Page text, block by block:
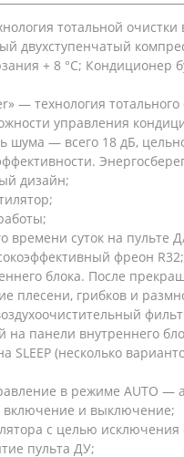
тотальной
двухступенчатый
+ 8 °C; Кондиционер
— технология
управления
шума — всего 18 дБ,
дизайн;
времени суток на пульте
фреон R32;
блока. После
плесени, грибков и
на панели внутреннего
SLЕЕР (несколько
в режиме AUTO
включение и выключение;
с целью
пульта ДУ;